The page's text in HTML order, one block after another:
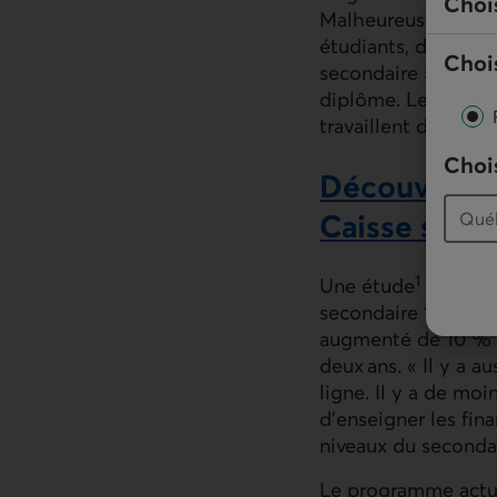
Malheureusement,
étudiants, déplore
secondaire 5 est
diplôme. Les
travaillent de plus
Découvrez
Caisse
Une étude1
secondaire 1 (12-
augmenté de 10
deux ans. « Il y a
ligne. Il y a de
d’enseigner les
niveaux du
Le programme